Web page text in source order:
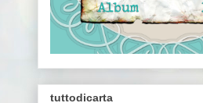
tuttodicarta